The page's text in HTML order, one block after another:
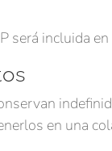
será incluida
en una